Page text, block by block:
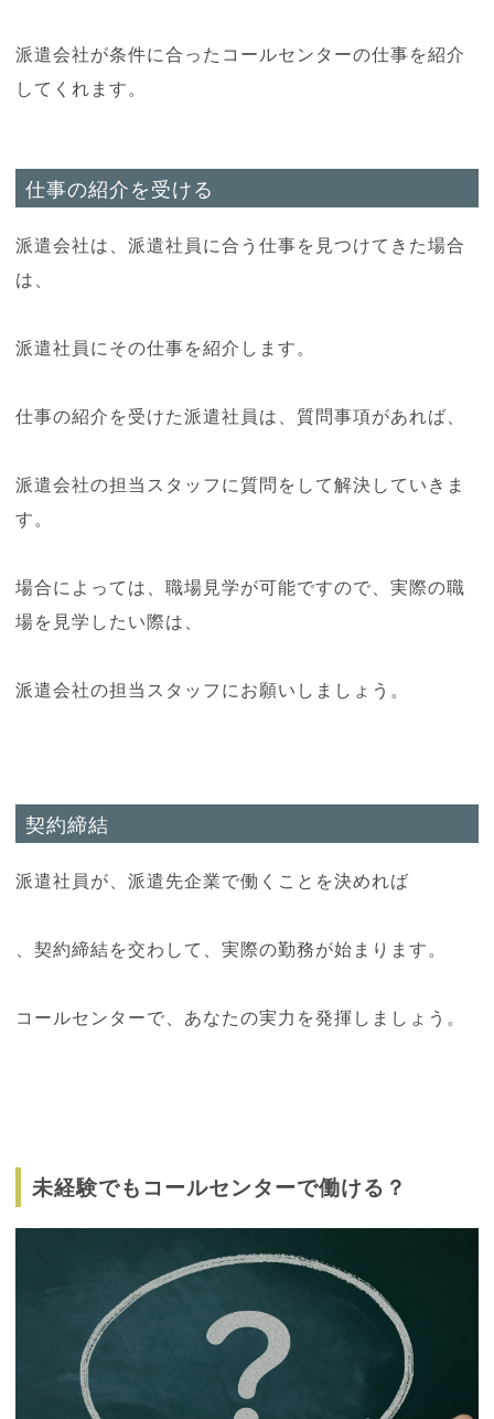
派遣会社が条件に合ったコールセンターの仕事を紹介
してくれます。
仕事の紹介を受ける
派遣会社は、派遣社員に合う仕事を見つけてきた場合
は、
派遣社員にその仕事を紹介します。
仕事の紹介を受けた派遣社員は、質問事項があれば、
派遣会社の担当スタッフに質問をして解決していきま
す。
場合によっては、職場見学が可能ですので、実際の職
場を見学したい際は、
派遣会社の担当スタッフにお願いしましょう。
契約締結
派遣社員が、派遣先企業で働くことを決めれば
、契約締結を交わして、実際の勤務が始まります。
コールセンターで、あなたの実力を発揮しましょう。
未経験でもコールセンターで働ける？